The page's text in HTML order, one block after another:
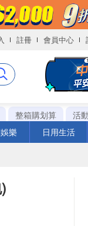
註冊 會員中心
整箱購划算 活
樂 日用生活